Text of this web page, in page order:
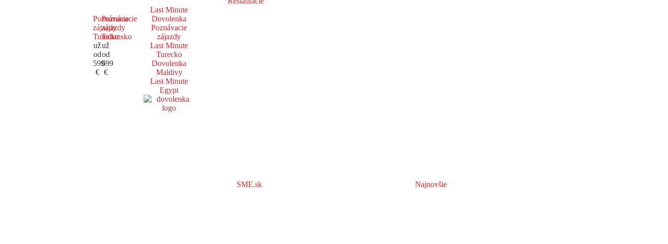
Poznávacie
zájazdy
Turecko
už
od
599
€
Poznávacie
zájazdy
Taliansko
už
od
699
€
Last Minute
Dovolenka
Poznávacie
zájazdy
Last Minute
Turecko
Dovolenka
Maldivy
Last Minute
Egypt
SME.sk Najnovšie